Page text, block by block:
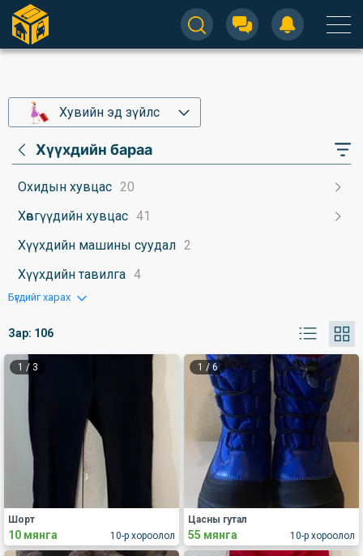
Хувийн эд зүйлс
Хүүхдийн бараа
Охидын хувцас 20
Хөвгүүдийн хувцас 41
Хүүхдийн машины суудал 2
Хүүхдийн тавилга 4
Бүгдийг харах
Зар: 106
1 / 3
10-р хороолол
Шорт
10 мянга
1 / 6
10-р хороолол
Цасны гутал
55 мянга